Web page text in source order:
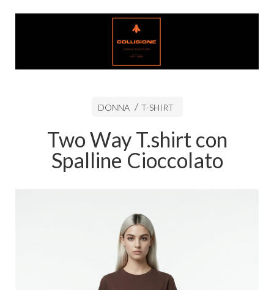
DONNA T-SHIRT
Two Way T.shirt con
Spalline Cioccolato